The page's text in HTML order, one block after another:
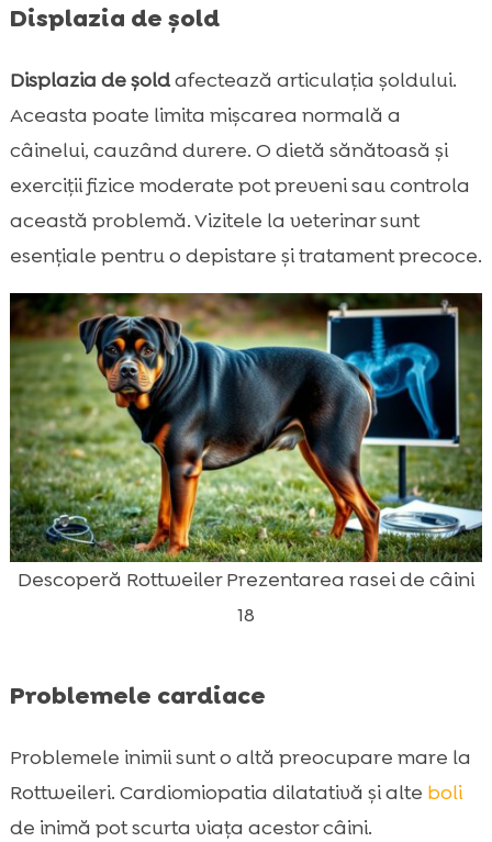
Displazia de șold
Displazia de șoldafectează articulația șoldului.
Aceasta poate limita mișcarea normală a
câinelui, cauzând durere. O dietă sănătoasă și
exerciții fizice moderate pot preveni sau controla
această problemă. Vizitele la veterinar sunt
esențiale pentru o depistare și tratament precoce.
Descoperă Rottweiler Prezentarea rasei de câini
18
Problemele cardiace
Problemele inimii sunt o altă preocupare mare la
Rottweileri. Cardiomiopatia dilatativă și alte boli
de inimă pot scurta viața acestor câini.